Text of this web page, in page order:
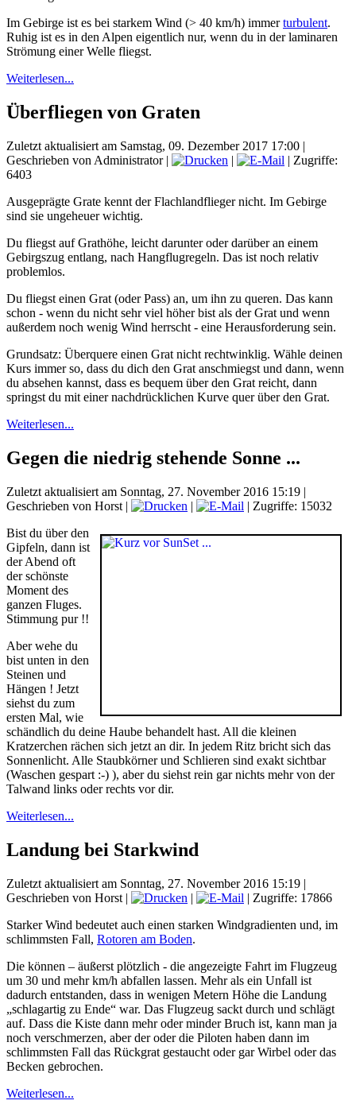
Im Gebirge ist es bei starkem Wind (> 40 km/h) immerturbulent.
Ruhig ist es in den Alpen eigentlich nur, wenn du in der laminaren
Strömung einer Welle fliegst.
Weiterlesen...
Überfliegen von Graten
Zuletzt aktualisiert am Samstag, 09. Dezember 2017 17:00 |
Geschrieben von Administrator| |
| Zugriffe:
6403
Ausgeprägte Grate kennt der Flachlandflieger nicht. Im Gebirge
sind sie ungeheuer wichtig.
Du fliegst auf Grathöhe, leicht darunter oder darüber an einem
Gebirgszug entlang, nach Hangflugregeln. Das ist noch relativ
problemlos.
Du fliegst einen Grat (oder Pass) an, um ihn zu queren. Das kann
schon - wenn du nicht sehr viel höher bist als der Grat und wenn
außerdem noch wenig Wind herrscht - eine Herausforderung sein.
Grundsatz: Überquere einen Grat nicht rechtwinklig. Wähle deinen
Kurs immer so, dass du dich den Grat anschmiegst und dann, wenn
du absehen kannst, dass es bequem über den Grat reicht, dann
springst du mit einer nachdrücklichen Kurve quer über den Grat.
Weiterlesen...
Gegen die niedrig stehende Sonne ...
Zuletzt aktualisiert am Sonntag, 27. November 2016 15:19 |
Geschrieben von Horst | |
| Zugriffe: 15032
Bist du über den
Gipfeln, dann ist
der Abend oft
der schönste
Moment des
ganzen Fluges.
Stimmung pur !!
Aber wehe du
bist unten in den
Steinen und
Hängen ! Jetzt
siehst du zum
ersten Mal, wie
schändlich du deine Haube behandelt hast. All die kleinen
Kratzerchen rächen sich jetzt an dir. In jedem Ritz bricht sich das
Sonnenlicht. Alle Staubkörner und Schlieren sind exakt sichtbar
(Waschen gespart :-) ), aber du siehst rein gar nichts mehr von der
Talwand links oder rechts vor dir.
Weiterlesen...
Landung bei Starkwind
Zuletzt aktualisiert am Sonntag, 27. November 2016 15:19 |
Geschrieben von Horst | |
| Zugriffe: 17866
Starker Wind bedeutet auch einen starken Windgradienten und, im
schlimmsten Fall, Rotoren am Boden.
Die können – äußerst plötzlich - die angezeigte Fahrt im Flugzeug
um 30 und mehr km/h abfallen lassen. Mehr als ein Unfall ist
dadurch entstanden, dass in wenigen Metern Höhe die Landung
„schlagartig zu Ende“ war. Das Flugzeug sackt durch und schlägt
auf. Dass die Kiste dann mehr oder minder Bruch ist, kann man ja
noch verschmerzen, aber der oder die Piloten haben dann im
schlimmsten Fall das Rückgrat gestaucht oder gar Wirbel oder das
Becken gebrochen.
Weiterlesen...